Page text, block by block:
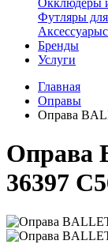
Футляры
Аксессуары
Бренды
Услуги
Главная
Оправы
Оправа
Оправа
36397